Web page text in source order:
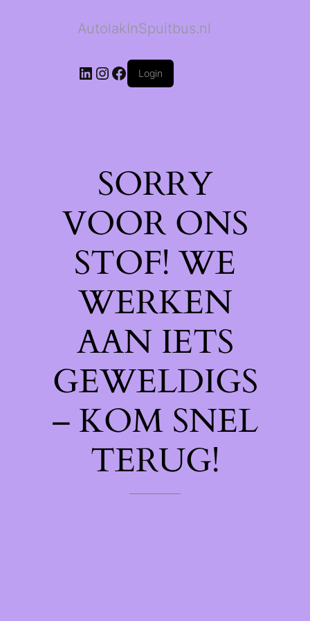
AutolakInSpuitbus.nl
LinkedIn
Instagram
Facebook
Login
SORRY
VOOR ONS
STOF! WE
WERKEN
AAN IETS
GEWELDIGS
– KOM SNEL
TERUG!